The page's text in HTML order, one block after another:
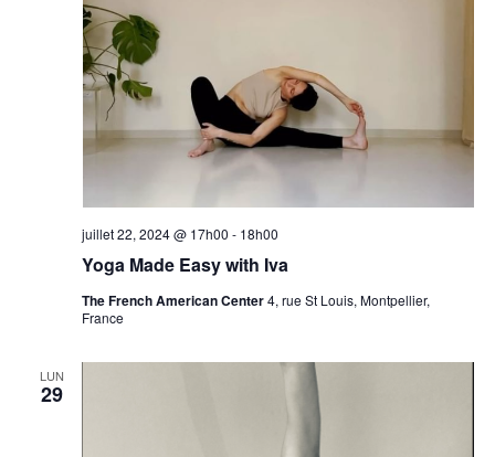
Yoga Made Easy with Iva
juillet 22, 2024 @ 17h00 - 18h00
The French American Center4, rue St Louis, Montpellier,
France
LUN
29